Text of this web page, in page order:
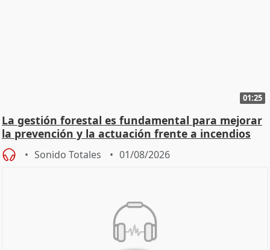
01:25
La gestión forestal es fundamental para mejorar
la prevención y la actuación frente a incendios
Sonido Totales 01/08/2026